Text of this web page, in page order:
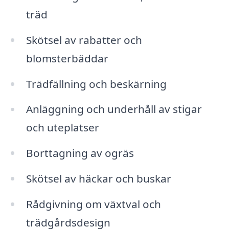
träd
Skötsel av rabatter och
blomsterbäddar
Trädfällning och beskärning
Anläggning och underhåll av stigar
och uteplatser
Borttagning av ogräs
Skötsel av häckar och buskar
Rådgivning om växtval och
trädgårdsdesign